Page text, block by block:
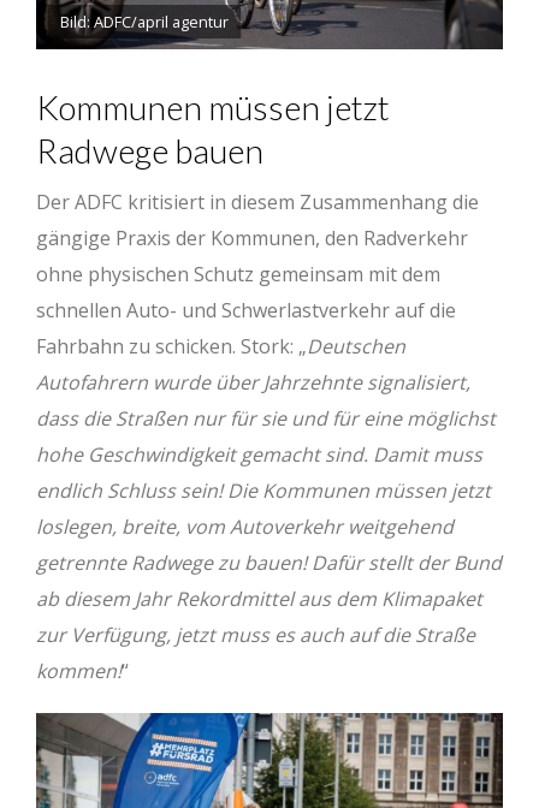
Bild: ADFC/april agentur
Kommunen müssen jetzt
Radwege bauen
Der ADFC kritisiert in diesem Zusammenhang die
gängige Praxis der Kommunen, den Radverkehr
ohne physischen Schutz gemeinsam mit dem
schnellen Auto- und Schwerlastverkehr auf die
Fahrbahn zu schicken. Stork: „Deutschen
Autofahrern wurde über Jahrzehnte signalisiert,
dass die Straßen nur für sie und für eine möglichst
hohe Geschwindigkeit gemacht sind. Damit muss
endlich Schluss sein! Die Kommunen müssen jetzt
loslegen, breite, vom Autoverkehr weitgehend
getrennte Radwege zu bauen! Dafür stellt der Bund
ab diesem Jahr Rekordmittel aus dem Klimapaket
zur Verfügung, jetzt muss es auch auf die Straße
kommen!“